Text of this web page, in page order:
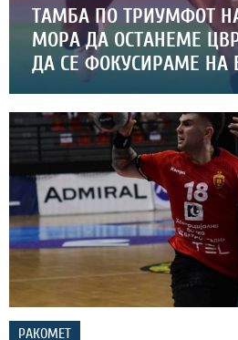
ТАМБА ПО ТРИУМФОТ
МОРА ДА ОСТАНЕМЕ
ДА СЕ ФОКУСИРАМЕ НА
РАКОМЕТ